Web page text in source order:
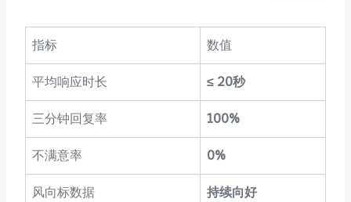
指标 数值
平均响应时长 ≤ 20秒
三分钟回复率 100%
不满意率 0%
风向标数据 持续向好